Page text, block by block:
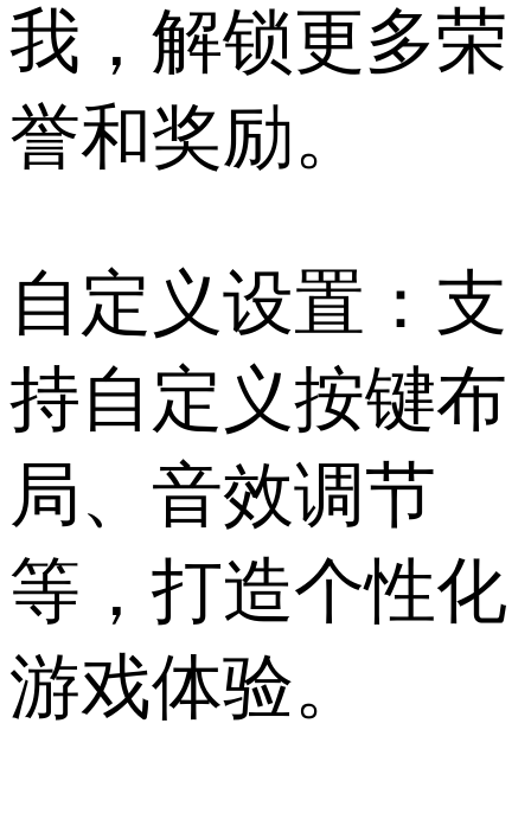
我，解锁更多荣
誉和奖励。
自定义设置：支
持自定义按键布
局、音效调节
等，打造个性化
游戏体验。